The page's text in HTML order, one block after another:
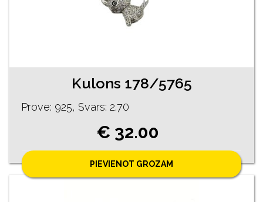
Kulons 178/5765
Prove: 925, Svars: 2.70
€ 32.00
PIEVIENOT GROZAM